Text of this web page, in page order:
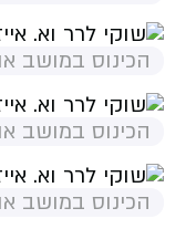
הכינוס במושב
הכינוס במושב
הכינוס במושב